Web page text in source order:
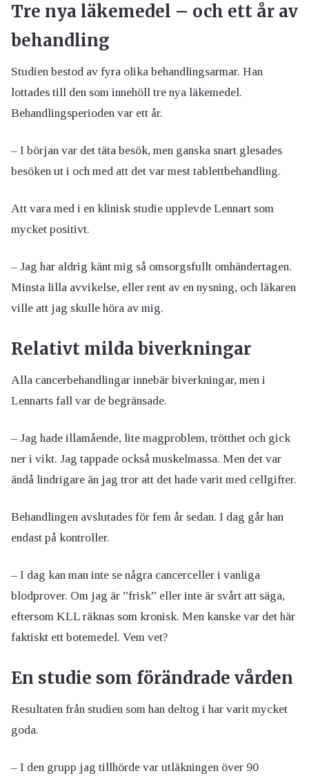
Tre nya läkemedel – och ett år av
behandling
Studien bestod av fyra olika behandlingsarmar. Han
lottades till den som innehöll tre nya läkemedel.
Behandlingsperioden var ett år.
– I början var det täta besök, men ganska snart glesades
besöken ut i och med att det var mest tablettbehandling.
Att vara med i en klinisk studie upplevde Lennart som
mycket positivt.
– Jag har aldrig känt mig så omsorgsfullt omhändertagen.
Minsta lilla avvikelse, eller rent av en nysning, och läkaren
ville att jag skulle höra av mig.
Relativt milda biverkningar
Alla cancerbehandlingar innebär biverkningar, men i
Lennarts fall var de begränsade.
– Jag hade illamående, lite magproblem, trötthet och gick
ner i vikt. Jag tappade också muskelmassa. Men det var
ändå lindrigare än jag tror att det hade varit med cellgifter.
Behandlingen avslutades för fem år sedan. I dag går han
endast på kontroller.
– I dag kan man inte se några cancerceller i vanliga
blodprover. Om jag är ”frisk” eller inte är svårt att säga,
eftersom KLL räknas som kronisk. Men kanske var det här
faktiskt ett botemedel. Vem vet?
En studie som förändrade vården
Resultaten från studien som han deltog i har varit mycket
goda.
– I den grupp jag tillhörde var utläkningen över 90